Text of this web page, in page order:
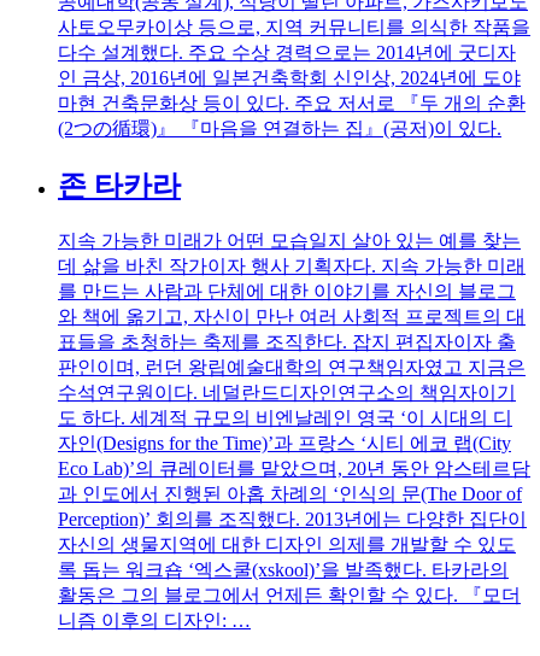
사토오무카이상 등으로, 지역 커뮤니티를 의식한 작품을
다수 설계했다. 주요 수상 경력으로는 2014년에 굿디자
인 금상, 2016년에 일본건축학회 신인상, 2024년에 도야
마현 건축문화상 등이 있다. 주요 저서로 『두 개의 순환
(2つの循環)』 『마음을 연결하는 집』(공저)이 있다.
존 타카라
지속 가능한 미래가 어떤 모습일지 살아 있는 예를 찾는
데 삶을 바친 작가이자 행사 기획자다. 지속 가능한 미래
를 만드는 사람과 단체에 대한 이야기를 자신의 블로그
와 책에 옮기고, 자신이 만난 여러 사회적 프로젝트의 대
표들을 초청하는 축제를 조직한다. 잡지 편집자이자 출
판인이며, 런던 왕립예술대학의 연구책임자였고 지금은
수석연구원이다. 네덜란드디자인연구소의 책임자이기
도 하다. 세계적 규모의 비엔날레인 영국 ‘이 시대의 디
자인(Designs for the Time)’과 프랑스 ‘시티 에코 랩(City
Eco Lab)’의 큐레이터를 맡았으며, 20년 동안 암스테르담
과 인도에서 진행된 아홉 차례의 ‘인식의 문(The Door of
Perception)’ 회의를 조직했다. 2013년에는 다양한 집단이
자신의 생물지역에 대한 디자인 의제를 개발할 수 있도
록 돕는 워크숍 ‘엑스쿨(xskool)’을 발족했다. 타카라의
활동은 그의 블로그에서 언제든 확인할 수 있다. 『모더
니즘 이후의 디자인: …